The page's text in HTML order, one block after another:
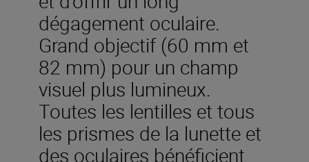
dégagement oculaire.
Grand objectif (60 mm et
82 mm) pour un champ
visuel plus lumineux.
Toutes les lentilles et tous
les prismes de la lunette et
des oculaires bénéficient